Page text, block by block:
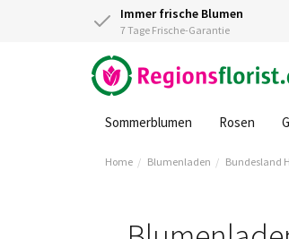
Immer frische Blumen
7 Tage Frische-Garantie
Sommerblumen Rosen
Home Blumenladen Bundesland